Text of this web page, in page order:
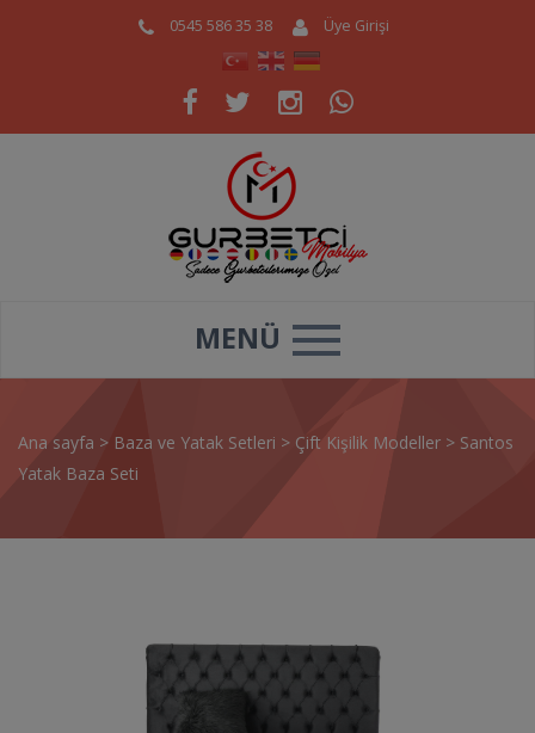
0545 586 35 38 Üye Girişi
MENÜ
Ana sayfa > Baza ve Yatak Setleri > Çift Kişilik Modeller > Santos
Yatak Baza Seti